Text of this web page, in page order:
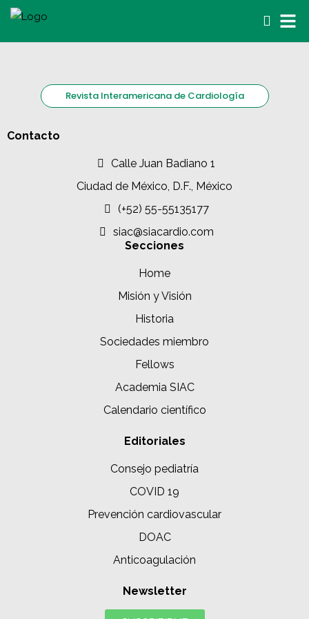
Revista Interamericana de Cardiología
Contacto
Calle Juan Badiano 1
Ciudad de México, D.F., México
(+52) 55-55135177
siac@siacardio.com
Secciones
Home
Misión y Visión
Historia
Sociedades miembro
Fellows
Academia SIAC
Calendario científico
Editoriales
Consejo pediatría
COVID 19
Prevención cardiovascular
DOAC
Anticoagulación
Newsletter